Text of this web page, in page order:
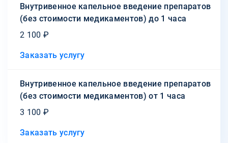
Внутривенное капельное введение препаратов
(без стоимости медикаментов) до 1 часа
2 100 ₽
Заказать услугу
Внутривенное капельное введение препаратов
(без стоимости медикаментов) от 1 часа
3 100 ₽
Заказать услугу